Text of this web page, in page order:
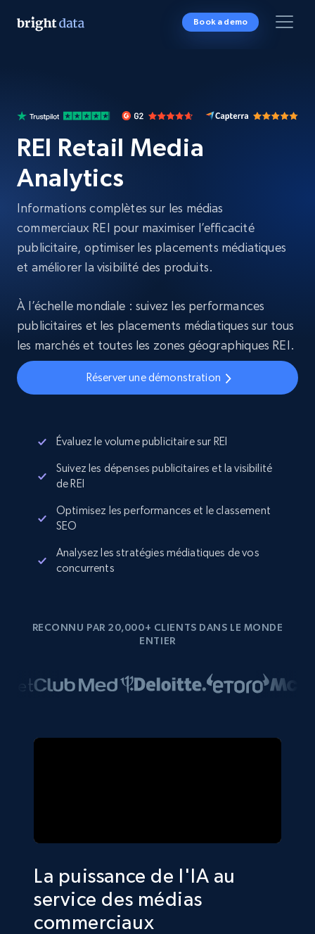
Book a demo
REI Retail Media
Analytics
Informations complètes sur les médias
commerciaux REI pour maximiser l’efficacité
publicitaire, optimiser les placements médiatiques
et améliorer la visibilité des produits.
À l’échelle mondiale : suivez les performances
publicitaires et les placements médiatiques sur tous
les marchés et toutes les zones géographiques REI.
Réserver une démonstration
Évaluez le volume publicitaire sur REI
Suivez les dépenses publicitaires et la visibilité
de REI
Optimisez les performances et le classement
SEO
Analysez les stratégies médiatiques de vos
concurrents
RECONNU PAR 20,000+ CLIENTS DANS LE MONDE
ENTIER
La puissance de l'IA au
service des médias
commerciaux